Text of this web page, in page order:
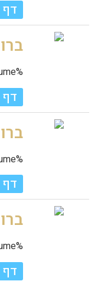
דף
%volume%
דף
%volume%
דף
%volume%
דף